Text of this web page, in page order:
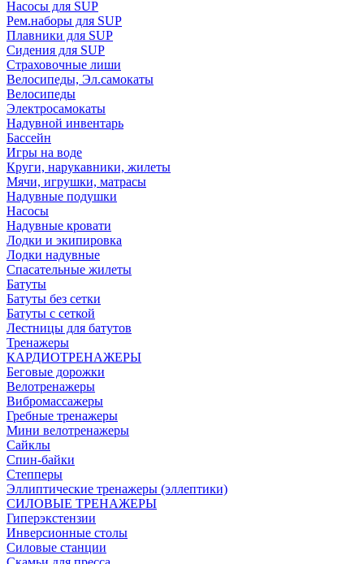
Насосы для SUP
Рем.наборы для SUP
Плавники для SUP
Сидения для SUP
Страховочные лиши
Велосипеды, Эл.самокаты
Велосипеды
Электросамокаты
Надувной инвентарь
Бассейн
Игры на воде
Круги, нарукавники, жилеты
Мячи, игрушки, матрасы
Надувные подушки
Насосы
Надувные кровати
Лодки и экипировка
Лодки надувные
Спасательные жилеты
Батуты
Батуты без сетки
Батуты с сеткой
Лестницы для батутов
Тренажеры
КАРДИОТРЕНАЖЕРЫ
Беговые дорожки
Велотренажеры
Вибромассажеры
Гребные тренажеры
Мини велотренажеры
Сайклы
Спин-байки
Степперы
Эллиптические тренажеры (эллептики)
СИЛОВЫЕ ТРЕНАЖЕРЫ
Гиперэкстензии
Инверсионные столы
Силовые станции